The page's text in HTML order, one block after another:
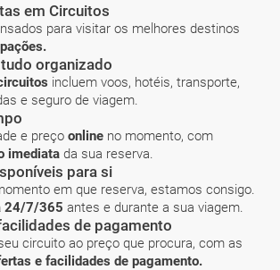
em Circuitos
para visitar os melhores destinos
organizado
incluem voos, hotéis, transporte,
e seguro de viagem.
e preço online no momento, com
imediata da sua reserva.
para si
em que reserva, estamos consigo.
24/7/365 antes e durante a sua viagem.
de pagamento
circuito ao preço que procura, com as
e facilidades de pagamento.